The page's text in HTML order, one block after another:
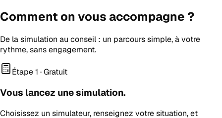
Comment on vous accompagne ?
De la simulation au conseil : un parcours simple, à votre
rythme, sans engagement.
Étape 1 · Gratuit
Vous lancez une simulation.
Choisissez un simulateur, renseignez votre situation, et